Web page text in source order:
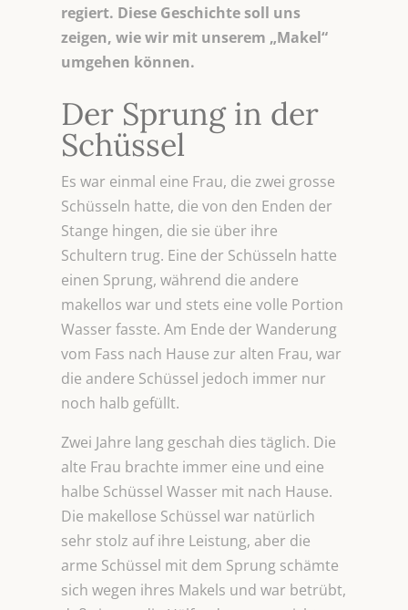
regiert. Diese Geschichte soll uns
zeigen, wie wir mit unserem „Makel“
umgehen können.
Der Sprung in der
Schüssel
Es war einmal eine Frau, die zwei grosse
Schüsseln hatte, die von den Enden der
Stange hingen, die sie über ihre
Schultern trug. Eine der Schüsseln hatte
einen Sprung, während die andere
makellos war und stets eine volle Portion
Wasser fasste. Am Ende der Wanderung
vom Fass nach Hause zur alten Frau, war
die andere Schüssel jedoch immer nur
noch halb gefüllt.
Zwei Jahre lang geschah dies täglich. Die
alte Frau brachte immer eine und eine
halbe Schüssel Wasser mit nach Hause.
Die makellose Schüssel war natürlich
sehr stolz auf ihre Leistung, aber die
arme Schüssel mit dem Sprung schämte
sich wegen ihres Makels und war betrübt,